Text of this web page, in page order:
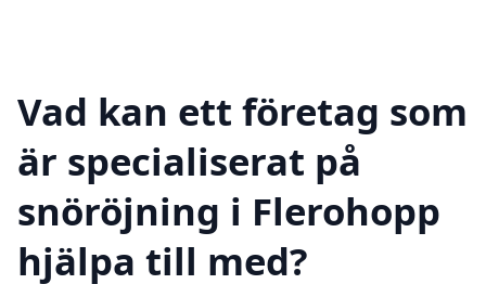
Vad kan ett företag som
är specialiserat på
snöröjning i Flerohopp
hjälpa till med?